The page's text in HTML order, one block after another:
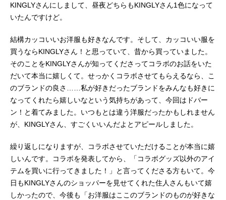
KINGLYさんにしまして、昼夜どちらもKINGLYさん1色になって
いたんですけど。
結構カッコいいお洋服も好きなんです。そして、カッコいい服を
買うならKINGLYさん！と思っていて、昔から買っていました。
そのことをKINGLYさんが知ってくださってコラボのお話をいた
だいて本当に嬉しくて。せっかくコラボさせてもらえるなら、こ
のブランドの良さ……私が好きだったブランドをみんなも好きに
なってくれたら嬉しいなという気持ちがあって、今回はドバー
ン！と着てみました。いつもとは違う洋服だったかもしれません
が、KINGLYさん、すごくいいんだよとアピールしました。
繰り返しになりますが、コラボさせていただけることが本当に嬉
しいんです。コラボを発表してから、「コラボグッズ以外のアイ
テムを買いに行ってきました！」と言ってくださる方もいて。今
日もKINGLYさんのショッパーを見せてくれた住人さんもいて嬉
しかったので、今後も「お洋服はここのブランドのものが好きな